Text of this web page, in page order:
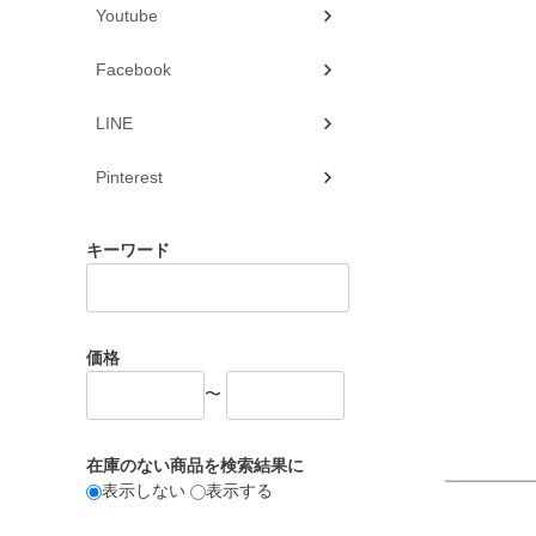
Youtube
Facebook
LINE
Pinterest
キーワード
価格
〜
在庫のない商品を検索結果に
表示しない
表示する